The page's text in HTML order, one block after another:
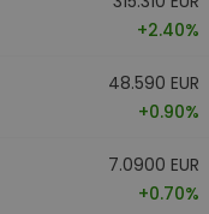
+2.40%
48.590 EUR
+0.90%
7.0900 EUR
+0.70%